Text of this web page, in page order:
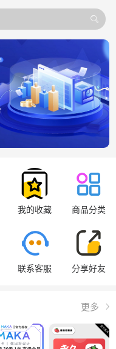
我的收藏 商品分类
联系客服 分享好友
更多